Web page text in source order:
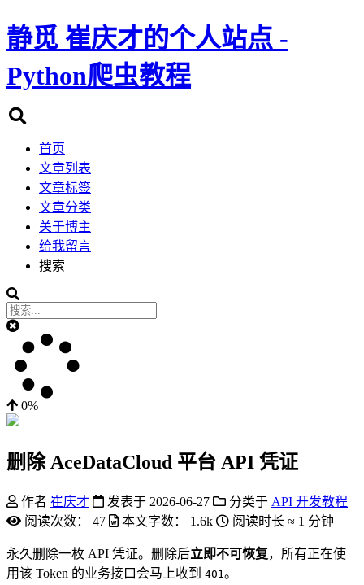
静觅 崔庆才的个人站点 -
Python爬虫教程
首页
文章列表
文章标签
文章分类
关于博主
给我留言
搜索
0%
删除 AceDataCloud 平台 API 凭证
作者 崔庆才 发表于 2026-06-27 分类于 API 开发教程
阅读次数：
47 本文字数： 1.6k 阅读时长 ≈ 1 分钟
永久删除一枚 API 凭证。删除后立即不可恢复，所有正在使
用该 Token 的业务接口会马上收到 401 。